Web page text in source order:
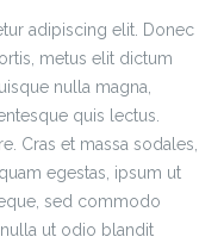
adipiscing elit. Donec
metus elit dictum
nulla magna,
quis lectus.
Cras et massa sodales,
egestas, ipsum ut
sed commodo
ut odio blandit